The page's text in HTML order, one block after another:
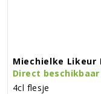
Miechielke Likeur
Direct beschikbaar
4cl flesje